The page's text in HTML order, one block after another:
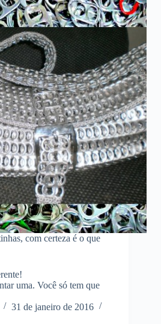
com certeza é o que
uma. Você só tem que
31 de janeiro de 2016